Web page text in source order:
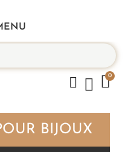
BIJOUX